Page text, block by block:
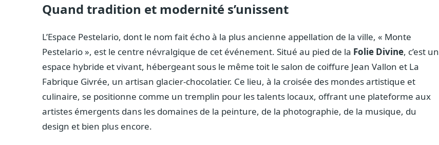
Quand tradition et modernité s’unissent
L’Espace Pestelario, dont le nom fait écho à la plus ancienne appellation de la ville, « Monte
Pestelario », est le centre névralgique de cet événement. Situé au pied de la Folie Divine, c’est un
espace hybride et vivant, hébergeant sous le même toit le salon de coiffure Jean Vallon et La
Fabrique Givrée, un artisan glacier-chocolatier. Ce lieu, à la croisée des mondes artistique et
culinaire, se positionne comme un tremplin pour les talents locaux, offrant une plateforme aux
artistes émergents dans les domaines de la peinture, de la photographie, de la musique, du
design et bien plus encore.